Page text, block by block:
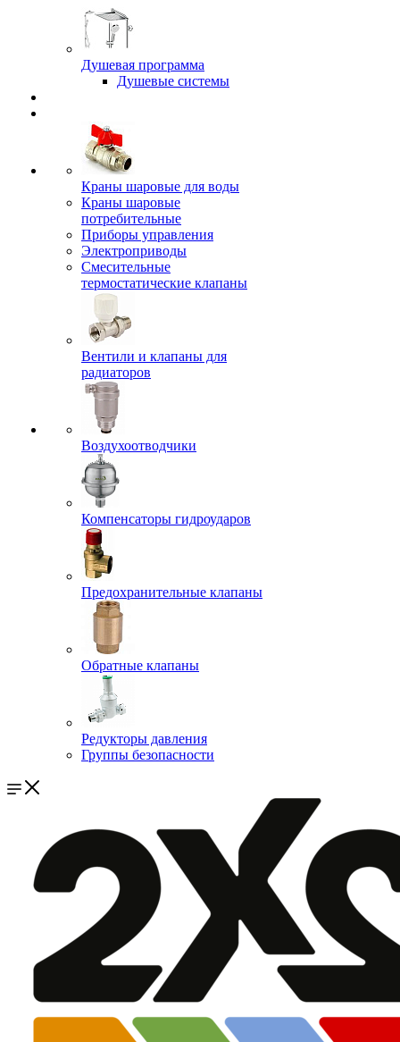
Душевая программа
Душевые системы
Краны шаровые для воды
Краны шаровые
потребительные
Приборы управления
Электроприводы
Смесительные
термостатические клапаны
Вентили и клапаны для
радиаторов
Воздухоотводчики
Компенсаторы гидроударов
Предохранительные клапаны
Обратные клапаны
Редукторы давления
Группы безопасности